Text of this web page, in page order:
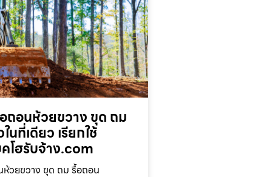
ถอนห้วยขวาง ขุด ถม
นที่เดียว เรียกใช้
โฮรับจ้าง.com
ห้วยขวาง ขุด ถม รื้อถอน